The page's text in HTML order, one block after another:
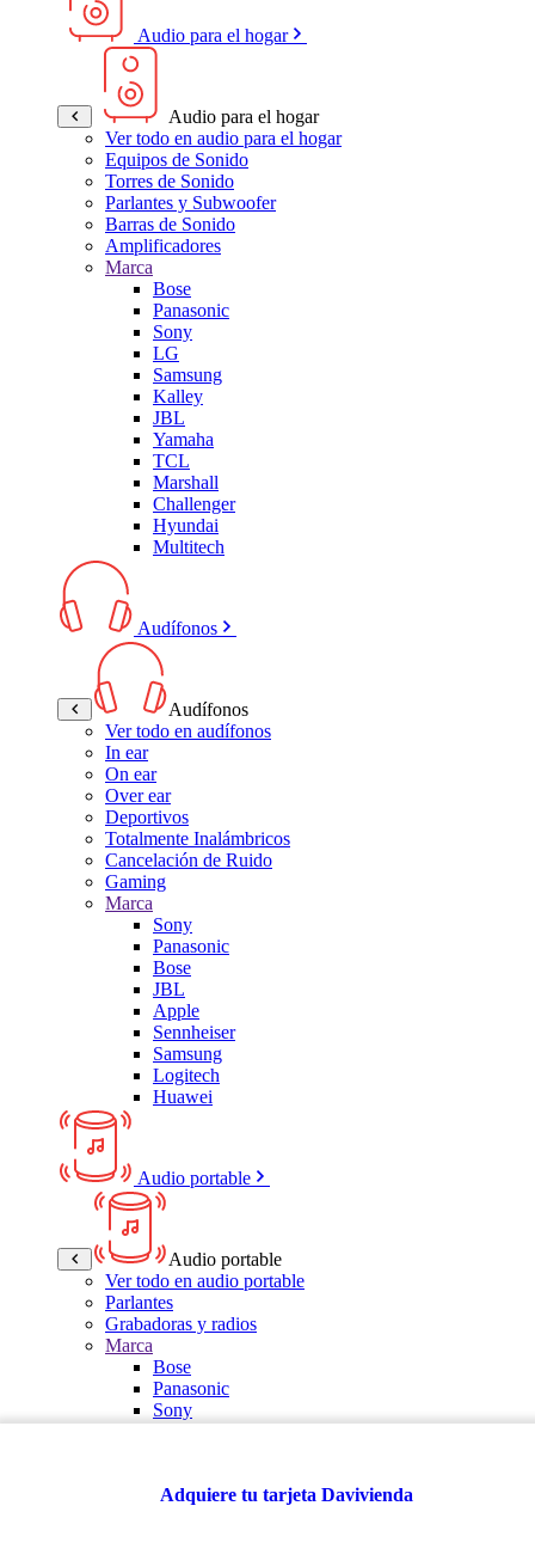
Audio para el hogar
Audio para el hogar
Ver todo en audio para el hogar
Equipos de Sonido
Torres de Sonido
Parlantes y Subwoofer
Barras de Sonido
Amplificadores
Marca
Bose
Panasonic
Sony
LG
Samsung
Kalley
JBL
Yamaha
TCL
Marshall
Challenger
Hyundai
Multitech
Audífonos
Audífonos
Ver todo en audífonos
In ear
On ear
Over ear
Deportivos
Totalmente Inalámbricos
Cancelación de Ruido
Gaming
Marca
Sony
Panasonic
Bose
JBL
Apple
Sennheiser
Samsung
Logitech
Huawei
Audio portable
Audio portable
Ver todo en audio portable
Parlantes
Grabadoras y radios
Marca
Bose
Panasonic
Sony
Multitech
Adquiere tu tarjeta Davivienda